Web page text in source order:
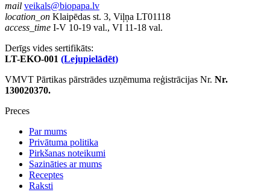
mail veikals@biopapa.lv
location_on Klaipēdas st. 3, Viļņa LT01118
access_time I-V 10-19 val., VI 11-18 val.
Derīgs vides sertifikāts:
LT-EKO-001 (Lejupielādēt)
VMVT Pārtikas pārstrādes uzņēmuma reģistrācijas Nr. Nr.
130020370.
Preces
Par mums
Privātuma politika
Pirkšanas noteikumi
Sazināties ar mums
Receptes
Raksti